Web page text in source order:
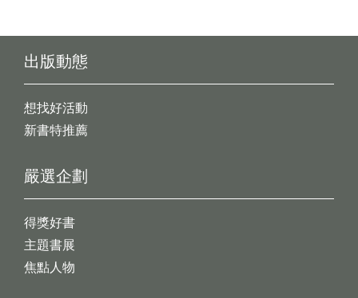
出版動態
想找好活動
新書特推薦
嚴選企劃
得獎好書
主題書展
焦點人物